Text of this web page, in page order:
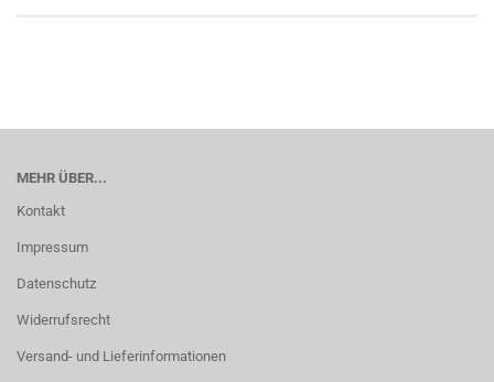
MEHR ÜBER...
Kontakt
Impressum
Datenschutz
Widerrufsrecht
Versand- und Lieferinformationen